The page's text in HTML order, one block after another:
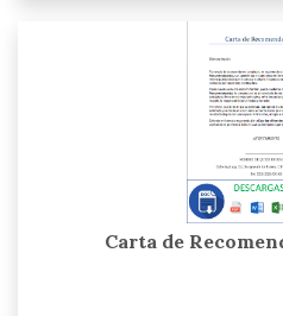
Carta de